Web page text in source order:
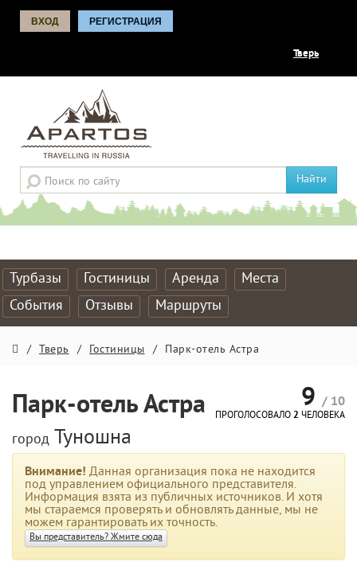
ВХОД РЕГИСТРАЦИЯ
Тверь
Найти
Турбазы Гостиницы Аренда
Места
События
Отзывы Маршруты
/ Тверь / Гостиницы / Парк-отель Астра
Парк-отель Астра
город Туношна
9 / 10
ПРОГОЛОСОВАЛО 2 ЧЕЛОВЕКА
Внимание! Данная организация пока не находится
под управлением официального представителя.
Информация взята из публичных источников. И хотя
мы стараемся проверять и обновлять данные, мы не
можем гарантировать их точность.
Вы представитель? Жмите сюда